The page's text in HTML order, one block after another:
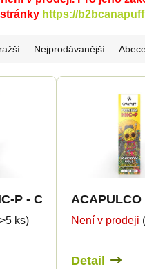
https://
Nejprodávanější
P - Canapuff -
ks) Není v prodeji
Detail